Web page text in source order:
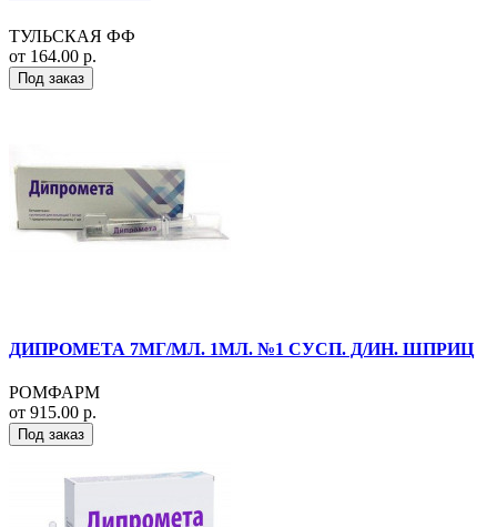
ТУЛЬСКАЯ ФФ
от 164.00 р.
Под заказ
ДИПРОМЕТА 7МГ/МЛ. 1МЛ. №1 СУСП. Д/ИН. ШПРИЦ
РОМФАРМ
от 915.00 р.
Под заказ